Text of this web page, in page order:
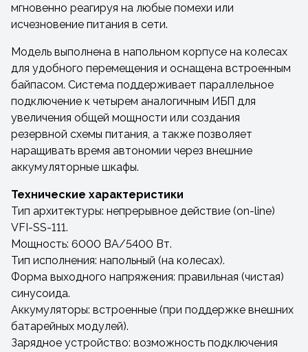
мгновенно реагируя на любые помехи или
исчезновение питания в сети.
Модель выполнена в напольном корпусе на колесах
для удобного перемещения и оснащена встроенным
байпасом. Система поддерживает параллельное
подключение к четырем аналогичным ИБП для
увеличения общей мощности или создания
резервной схемы питания, а также позволяет
наращивать время автономии через внешние
аккумуляторные шкафы.
Технические характеристики
Тип архитектуры: непрерывное действие (on-line)
VFI-SS-111.
Мощность: 6000 ВА/5400 Вт.
Тип исполнения: напольный (на колесах).
Форма выходного напряжения: правильная (чистая)
синусоида.
Аккумуляторы: встроенные (при поддержке внешних
батарейных модулей).
Зарядное устройство: возможность подключения